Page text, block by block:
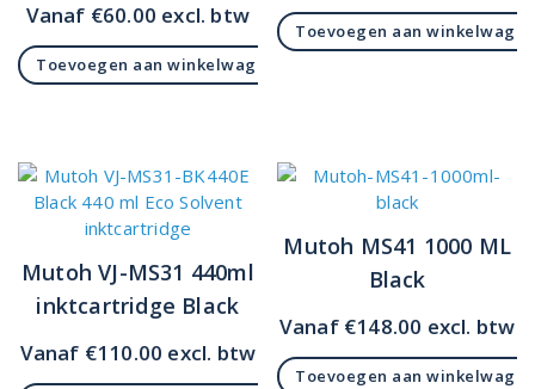
Vanaf €60.00 excl. btw
Toevoegen aan winkelwagen
Toevoegen aan winkelwagen
Mutoh VJ-MS31 440ml
inktcartridge Black
Vanaf €110.00 excl. btw
Mutoh MS41 1000 ML
Black
Vanaf €148.00 excl. btw
Toevoegen aan winkelwagen